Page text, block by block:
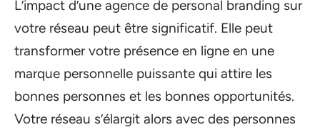
L’impact d’une agence de personal branding sur
votre réseau peut être significatif. Elle peut
transformer votre présence en ligne en une
marque personnelle puissante qui attire les
bonnes personnes et les bonnes opportunités.
Votre réseau s’élargit alors avec des personnes